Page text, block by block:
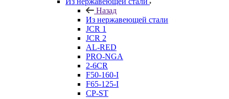
Назад
Из нержавеющей стали
JCR 1
JCR 2
AL-RED
PRO-NGA
2-6CR
F50-160-I
F65-125-I
CP-ST